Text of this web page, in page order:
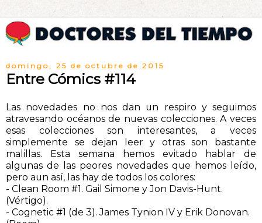
domingo, 25 de octubre de 2015
Entre Cómics #114
Las novedades no nos dan un respiro y seguimos
atravesando océanos de nuevas colecciones. A veces
esas colecciones son interesantes, a veces
simplemente se dejan leer y otras son bastante
malillas. Esta semana hemos evitado hablar de
algunas de las peores novedades que hemos leído,
pero aun así, las hay de todos los colores:
- Clean Room #1. Gail Simone y Jon Davis-Hunt.
(Vértigo).
- Cognetic #1 (de 3). James Tynion IV y Erik Donovan.